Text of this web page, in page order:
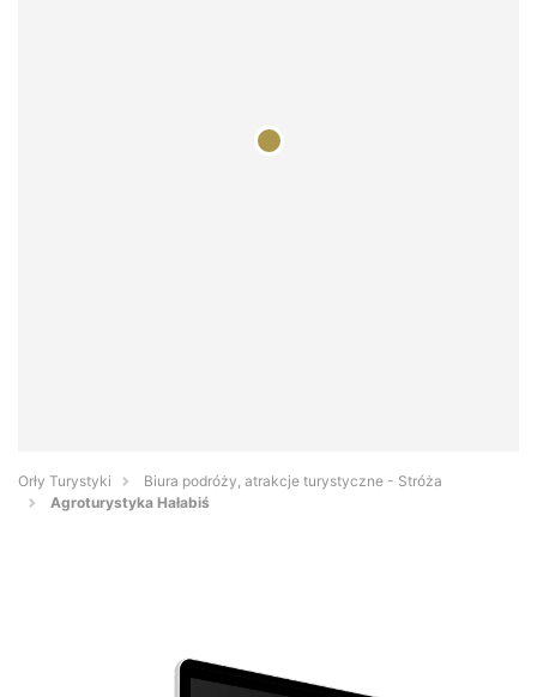
Orły Turystyki
Biura podróży, atrakcje turystyczne - Stróża
Agroturystyka Hałabiś